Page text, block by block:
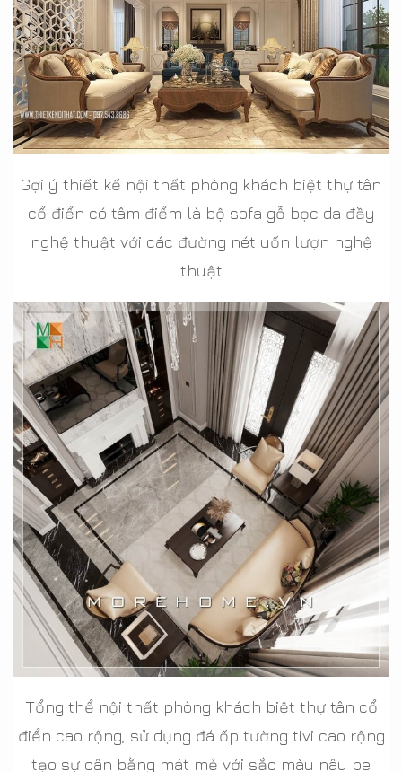
Gợi ý thiết kế nội thất phòng khách biệt thự tân
cổ điển có tâm điểm là bộ sofa gỗ bọc da đầy
nghệ thuật với các đường nét uốn lượn nghệ
thuật
Tổng thể nội thất phòng khách biệt thự tân cổ
điển cao rộng, sử dụng đá ốp tường tivi cao rộng
tạo sự cân bằng mát mẻ với sắc màu nâu be